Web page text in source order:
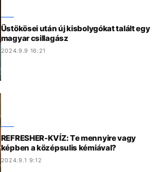
Üstökösei után új kisbolygókat talált egy
magyar csillagász
2024.9.9 16:21
REFRESHER-KVÍZ: Te mennyire vagy
képben a középsulis kémiával?
2024.9.1 9:12